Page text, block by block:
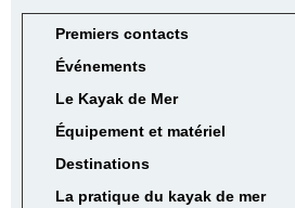
Premiers contacts
Événements
Le Kayak de Mer
Équipement et matériel
Destinations
La pratique du kayak de mer